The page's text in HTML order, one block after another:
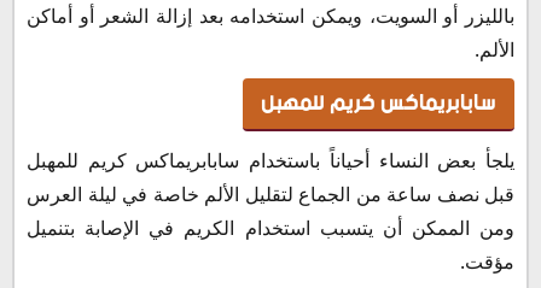
بالليزر أو السويت، ويمكن استخدامه بعد إزالة الشعر أو أماكن
الألم.
سابابريماكس كريم للمهبل
يلجأ بعض النساء أحياناً باستخدام سابابريماكس كريم للمهبل
قبل نصف ساعة من الجماع لتقليل الألم خاصة في ليلة العرس
ومن الممكن أن يتسبب استخدام الكريم في الإصابة بتنميل
مؤقت.